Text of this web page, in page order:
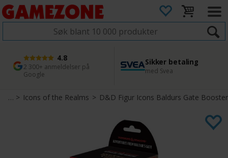
4.8
2 300+ anmeldelser på
Google
Sikker betaling
med Svea
1 dags levering
Bestill innen kl. 12
45 dager returfrist
Enkel retur
> Icons of the Realms> D&D Figur Icons Baldurs Gate Booster